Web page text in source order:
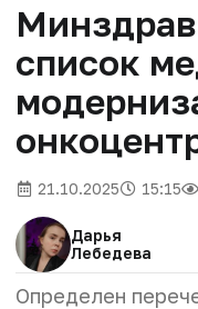
список
21.10.2025 15:15
Дарья
Лебедева
Определен